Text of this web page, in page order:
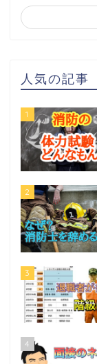
人気の記事
1
2
3
4